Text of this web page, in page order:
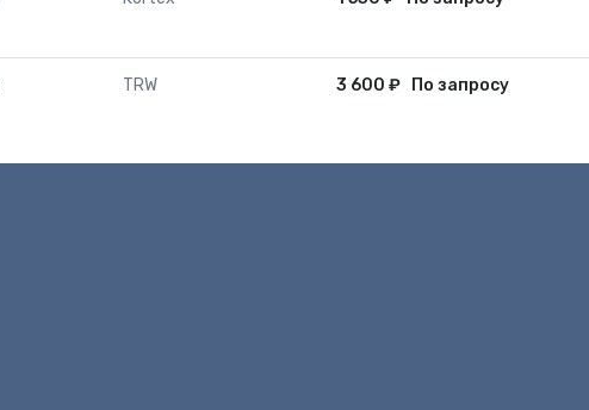
TRW 3 600 ₽ По запросу